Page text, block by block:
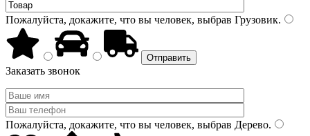
Пожалуйста, докажите, что вы человек, выбрав Грузовик.
Заказать звонок
Пожалуйста, докажите, что вы человек, выбрав Дерево.